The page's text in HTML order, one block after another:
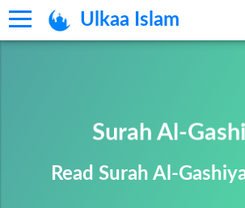
Ulkaa Islam
Surah Al-
Read Surah Al-